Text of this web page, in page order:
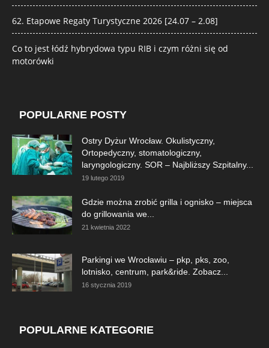
62. Etapowe Regaty Turystyczne 2026 [24.07 – 2.08]
Co to jest łódź hybrydowa typu RIB i czym różni się od
motorówki
POPULARNE POSTY
Ostry Dyżur Wrocław. Okulistyczny,
Ortopedyczny, stomatologiczny,
laryngologiczny. SOR – Najbliższy Szpitalny...
19 lutego 2019
Gdzie można zrobić grilla i ognisko – miejsca
do grillowania we...
21 kwietnia 2022
Parkingi we Wrocławiu – pkp, pks, zoo,
lotnisko, centrum, park&ride. Zobacz...
16 stycznia 2019
POPULARNE KATEGORIE